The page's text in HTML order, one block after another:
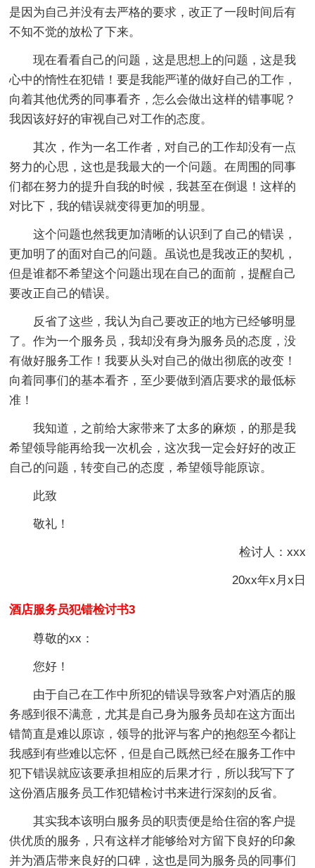
是因为自己并没有去严格的要求，改正了一段时间后有
不知不觉的放松了下来。
现在看看自己的问题，这是思想上的问题，这是我
心中的惰性在犯错！要是我能严谨的做好自己的工作，
向着其他优秀的同事看齐，怎么会做出这样的错事呢？
我因该好好的审视自己对工作的态度。
其次，作为一名工作者，对自己的工作却没有一点
努力的心思，这也是我最大的一个问题。在周围的同事
们都在努力的提升自我的时候，我甚至在倒退！这样的
对比下，我的错误就变得更加的明显。
这个问题也然我更加清晰的认识到了自己的错误，
更加明了的面对自己的问题。虽说也是我改正的契机，
但是谁都不希望这个问题出现在自己的面前，提醒自己
要改正自己的错误。
反省了这些，我认为自己要改正的地方已经够明显
了。作为一个服务员，我却没有身为服务员的态度，没
有做好服务工作！我要从头对自己的做出彻底的改变！
向着同事们的基本看齐，至少要做到酒店要求的最低标
准！
我知道，之前给大家带来了太多的麻烦，的那是我
希望领导能再给我一次机会，这次我一定会好好的改正
自己的问题，转变自己的态度，希望领导能原谅。
此致
敬礼！
检讨人：xxx
20xx年x月x日
酒店服务员犯错检讨书3
尊敬的xx：
您好！
由于自己在工作中所犯的错误导致客户对酒店的服
务感到很不满意，尤其是自己身为服务员却在这方面出
错简直是难以原谅，领导的批评与客户的抱怨至今都让
我感到有些难以忘怀，但是自己既然已经在服务工作中
犯下错误就应该要承担相应的后果才行，所以我写下了
这份酒店服务员工作犯错检讨书来进行深刻的反省。
其实我本该明白服务员的职责便是给住宿的客户提
供优质的服务，只有这样才能够给对方留下良好的印象
并为酒店带来良好的口碑，这也是同为服务员的同事们